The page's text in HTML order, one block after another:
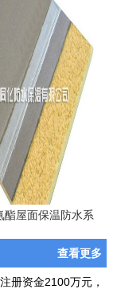
酯屋面保温防水系
查看更多
册资金2100万元，